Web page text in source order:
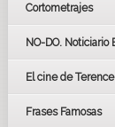
LOS OSCARS
BAFTA
FESTIVAL DE
FESTIVAL DE
Cortometrajes
NO-DO. Noticiario
El cine de
Frases Famosas